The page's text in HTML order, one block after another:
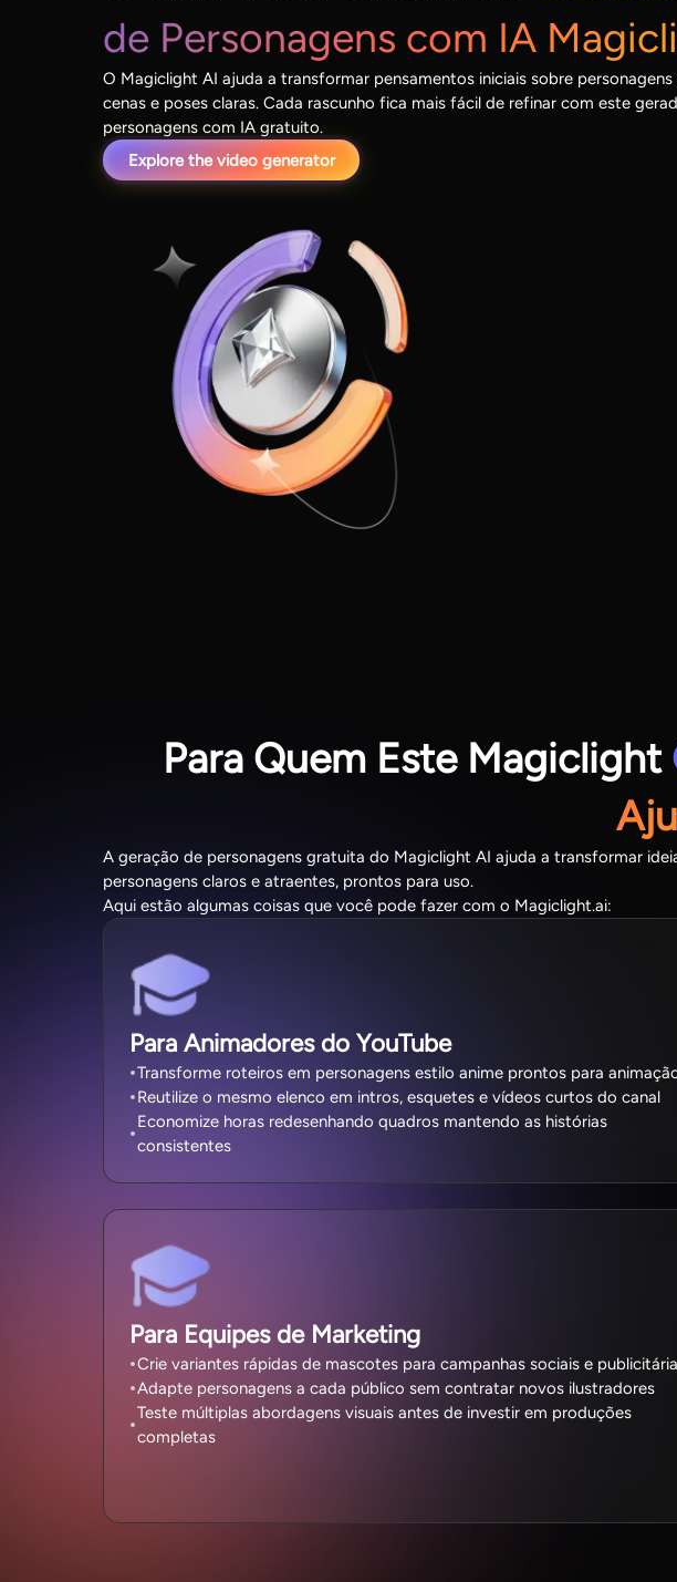
de Personagens com IA
O Magiclight AI ajuda a transformar pensamentos iniciais sobre personagens
cenas e poses claras. Cada rascunho fica mais fácil de refinar com este
personagens com IA gratuito.
Explore the video generator
Para Quem Este Magiclight
A geração de personagens gratuita do Magiclight AI ajuda a transformar
personagens claros e atraentes, prontos para uso.
Aqui estão algumas coisas que você pode fazer com o Magiclight.ai:
Para Animadores do YouTube
Transforme roteiros em personagens estilo anime prontos para
Reutilize o mesmo elenco em intros, esquetes e vídeos curtos do canal
Economize horas redesenhando quadros mantendo as histórias
consistentes
Para Equipes de Marketing
Crie variantes rápidas de mascotes para campanhas sociais e
Adapte personagens a cada público sem contratar novos ilustradores
Teste múltiplas abordagens visuais antes de investir em produções
completas